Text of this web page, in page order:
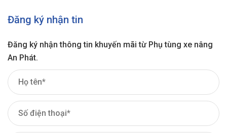
Đăng ký nhận tin
Đăng ký nhận thông tin khuyến mãi từ Phụ tùng xe nâng
An Phát.